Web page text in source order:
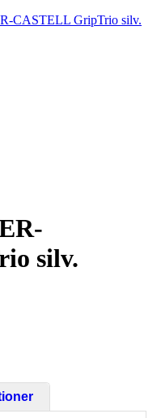
CASTELL GripTrio silv.
silv.